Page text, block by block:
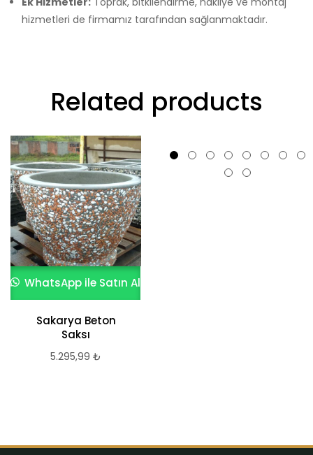
hizmetleri de firmamız tarafından sağlanmaktadır.
Related products
WhatsApp ile Satın Al
Sakarya Beton
Saksı
5.295,99 ₺